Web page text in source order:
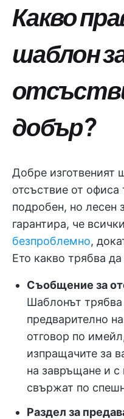
Какво
шаблон
добър?
Добре изготвеният
отсъствие от офиса
подробен, но лесен
гарантира, че всички
безпроблемно,
Ето какво трябва
Съобщение за
Шаблонът трябва
предварително
отговор по
изпращачите за
на завръщане и с
свържат по
Раздел за